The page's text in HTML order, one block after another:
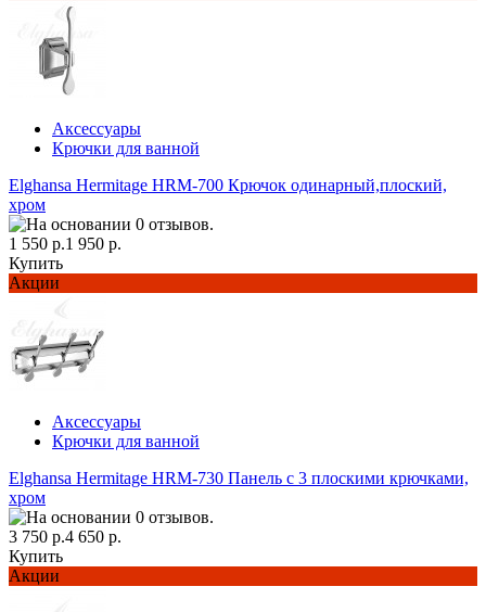
Аксессуары
Крючки для ванной
Elghansa Hermitage HRM-700 Крючок одинарный,плоский,
хром
1 550 р.1 950 р.
Купить
Акции
Аксессуары
Крючки для ванной
Elghansa Hermitage HRM-730 Панель с 3 плоскими крючками,
хром
3 750 р.4 650 р.
Купить
Акции